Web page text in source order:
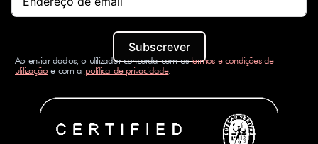
Subscrever
Ao enviar dados, o utilizador concorda com ostermos e condições de
utilizaçãoe com a política de privacidade.